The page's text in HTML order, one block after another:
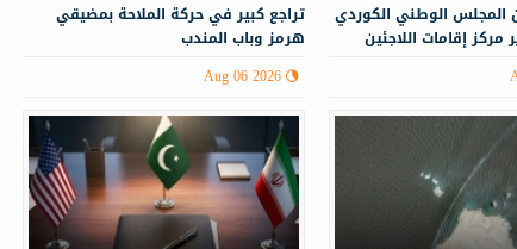
تراجع كبير في حركة الملاحة بمضيقي
هرمز وباب المندب
Aug 06 2026
المجلس الوطني الكوردي
إقامات اللاجئين